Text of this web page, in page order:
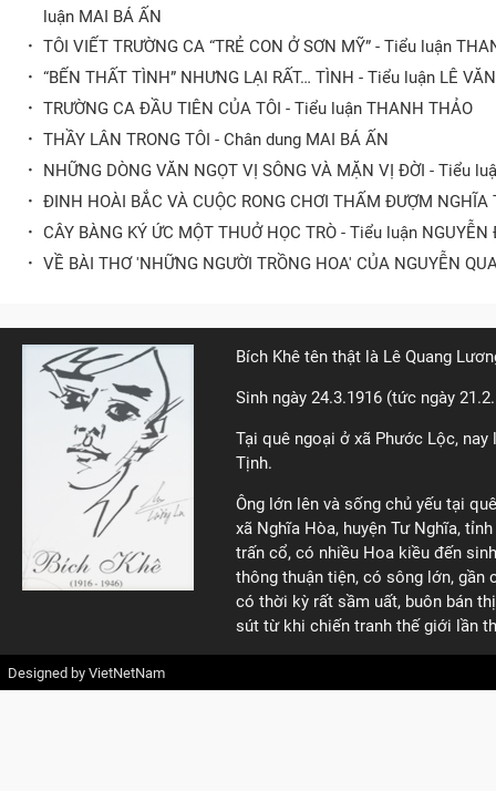
luận MAI BÁ ẤN
· TÔI VIẾT TRƯỜNG CA “TRẺ CON Ở SƠN MỸ” - Tiểu luận
· “BẾN THẤT TÌNH” NHƯNG LẠI RẤT… TÌNH - Tiểu luận LÊ
· TRƯỜNG CA ĐẦU TIÊN CỦA TÔI - Tiểu luận THANH THẢO
· THẦY LÂN TRONG TÔI - Chân dung MAI BÁ ẤN
· NHỮNG DÒNG VĂN NGỌT VỊ SÔNG VÀ MẶN VỊ ĐỜI - Tiểu
· ĐINH HOÀI BẮC VÀ CUỘC RONG CHƠI THẤM ĐƯỢM
· CÂY BÀNG KÝ ỨC MỘT THUỞ HỌC TRÒ - Tiểu luận NGUYỄN
· VỀ BÀI THƠ 'NHỮNG NGƯỜI TRỒNG HOA' CỦA NGUYỄN
Bích Khê tên thật là Lê Quang
Sinh ngày 24.3.1916 (tức ngày
Tại quê ngoại ở xã Phước Lộc, nay
Tịnh.
Ông lớn lên và sống chủ yếu tại
xã Nghĩa Hòa, huyện Tư Nghĩa,
trấn cổ, có nhiều Hoa kiều đến
thông thuận tiện, có sông lớn, gần
có thời kỳ rất sầm uất, buôn bán
sút từ khi chiến tranh thế giới lần
Designed by VietNetNam